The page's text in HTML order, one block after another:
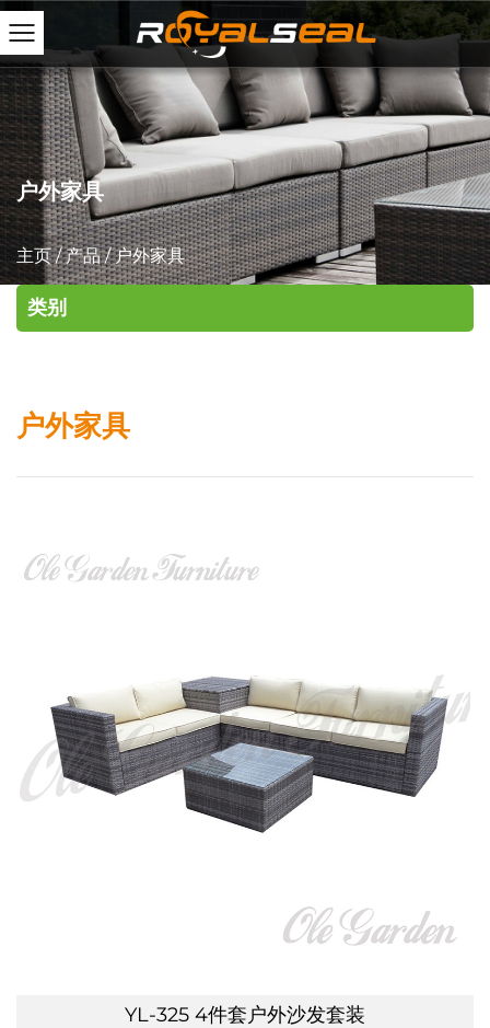
户外家具
主页/产品/户外家具
类别
户外家具
YL-325 4件套户外沙发套装